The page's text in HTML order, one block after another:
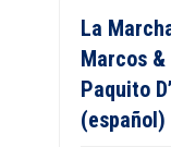
La
Marcos
Paquito
(español)